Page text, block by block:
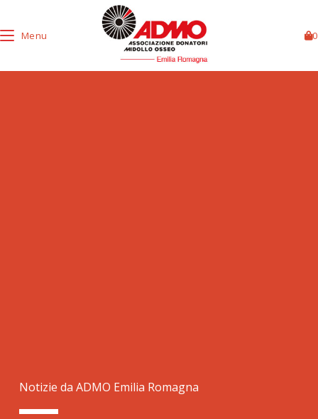
Menu 0
Notizie da ADMO Emilia Romagna